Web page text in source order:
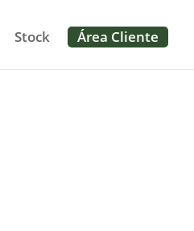
Stock Área Cliente